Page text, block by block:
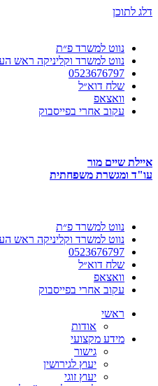
דלג לתוכן
נווט למשרד פ״ת
נווט למשרד וקליניקה ראש
0523676797
שלח דוא״ל
וואצאפ
עקוב אחרי בפייסבוק
איילת שיים מור
עו"ד ומגשרת משפחתית
נווט למשרד פ״ת
נווט למשרד וקליניקה ראש
0523676797
שלח דוא״ל
וואצאפ
עקוב אחרי בפייסבוק
ראשי
אודות
מידע מקצועי
גישור
יעוץ לגירושין
יעוץ זוגי